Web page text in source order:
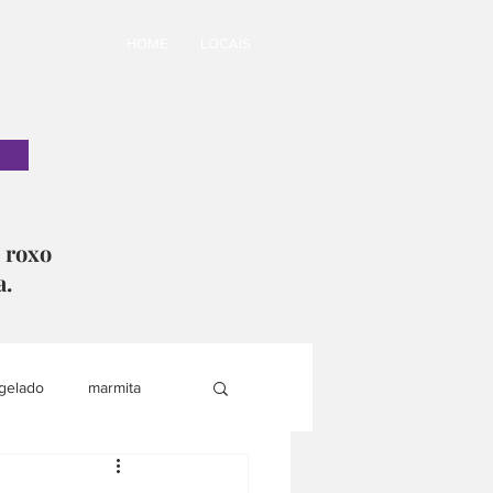
roxo
marmita
lanche saudável